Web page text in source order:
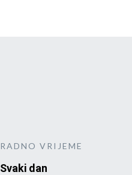
RADNO VRIJEME
Svaki dan